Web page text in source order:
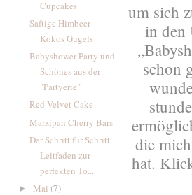
Cupcakes
Saftige Himbeer
Kokos Gugels
Babyshower Party und
Schönes aus der
"Partyerie"
Red Velvet Cake
Marzipan Cherry Bars
Der Schritt für Schritt
Leitfaden zur
perfekten To...
► Mai (7)
um sich
in den
schon
die
hat.